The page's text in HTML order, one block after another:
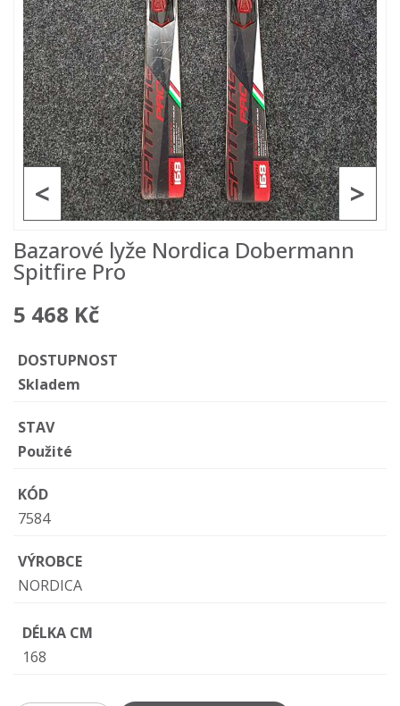
>
<
Bazarové lyže Nordica Dobermann
Spitfire Pro
5 468 Kč
DOSTUPNOST
Skladem
STAV
Použité
KÓD
7584
VÝROBCE
NORDICA
DÉLKA CM
168